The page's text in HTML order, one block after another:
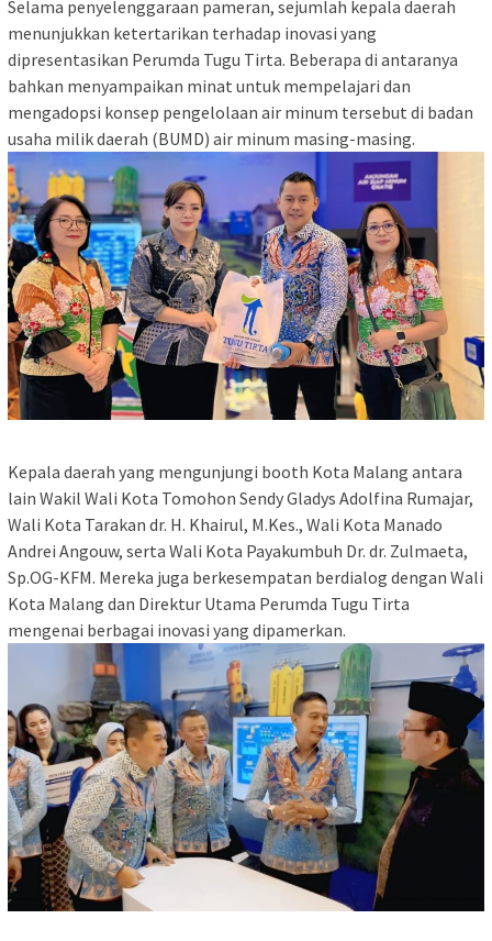
Selama penyelenggaraan pameran, sejumlah kepala daerah
menunjukkan ketertarikan terhadap inovasi yang
dipresentasikan Perumda Tugu Tirta. Beberapa di antaranya
bahkan menyampaikan minat untuk mempelajari dan
mengadopsi konsep pengelolaan air minum tersebut di badan
usaha milik daerah (BUMD) air minum masing-masing.
Kepala daerah yang mengunjungi booth Kota Malang antara
lain Wakil Wali Kota Tomohon Sendy Gladys Adolfina Rumajar,
Wali Kota Tarakan dr. H. Khairul, M.Kes., Wali Kota Manado
Andrei Angouw, serta Wali Kota Payakumbuh Dr. dr. Zulmaeta,
Sp.OG-KFM. Mereka juga berkesempatan berdialog dengan Wali
Kota Malang dan Direktur Utama Perumda Tugu Tirta
mengenai berbagai inovasi yang dipamerkan.